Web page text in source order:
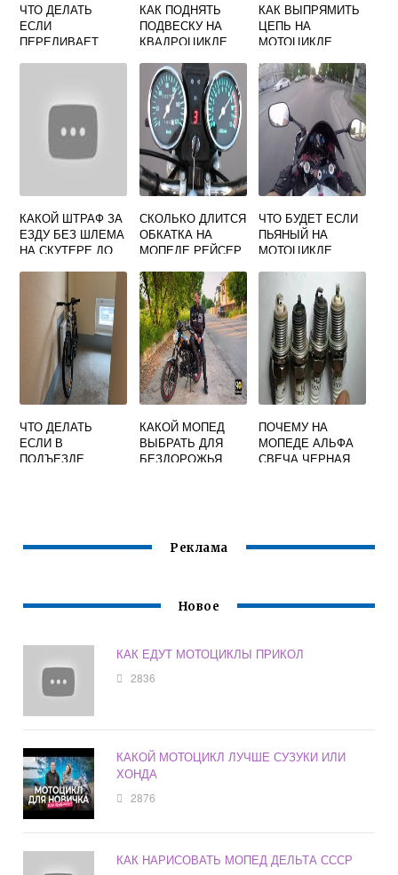
ЧТО ДЕЛАТЬ
ЕСЛИ
ПЕРЕЛИВАЕТ
КАК ПОДНЯТЬ
ПОДВЕСКУ НА
КВАДРОЦИКЛЕ
КАК ВЫПРЯМИТЬ
ЦЕПЬ НА
МОТОЦИКЛЕ
КАКОЙ ШТРАФ ЗА
ЕЗДУ БЕЗ ШЛЕМА
НА СКУТЕРЕ ДО
СКОЛЬКО ДЛИТСЯ
ОБКАТКА НА
МОПЕДЕ РЕЙСЕР
ЧТО БУДЕТ ЕСЛИ
ПЬЯНЫЙ НА
МОТОЦИКЛЕ
ЧТО ДЕЛАТЬ
ЕСЛИ В
ПОДЪЕЗДЕ
КАКОЙ МОПЕД
ВЫБРАТЬ ДЛЯ
БЕЗДОРОЖЬЯ
ПОЧЕМУ НА
МОПЕДЕ АЛЬФА
СВЕЧА ЧЕРНАЯ
Реклама
Новое
КАК ЕДУТ МОТОЦИКЛЫ ПРИКОЛ
2836
КАКОЙ МОТОЦИКЛ ЛУЧШЕ СУЗУКИ ИЛИ
ХОНДА
2876
КАК НАРИСОВАТЬ МОПЕД ДЕЛЬТА СССР